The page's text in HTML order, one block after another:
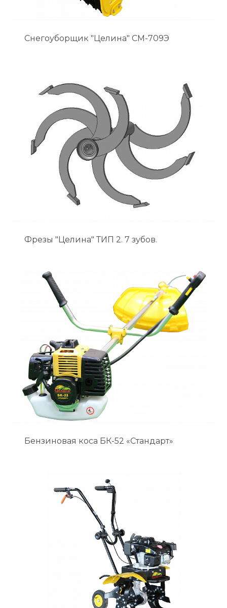
Снегоуборщик "Целина" СМ-709Э
Фрезы "Целина" ТИП 2. 7 зубов.
Бензиновая коса БК-52 «Стандарт»